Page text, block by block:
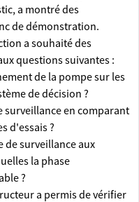
a montré des
de démonstration.
a souhaité des
questions suivantes :
de la pompe sur les
de décision ?
surveillance en comparant
d'essais ?
de surveillance aux
la phase
?
a permis de vérifier